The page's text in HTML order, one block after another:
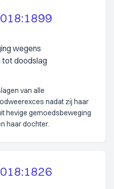
wegens
tot doodslag
van alle
nadat zij haar
hevige gemoedsbeweging
haar dochter.